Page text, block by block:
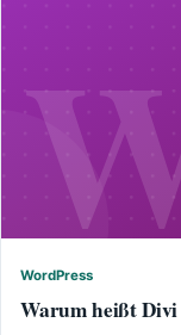
WordPress
Warum heißt